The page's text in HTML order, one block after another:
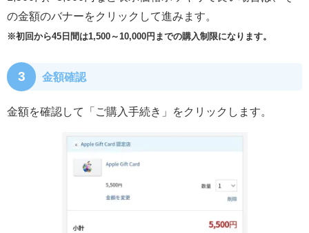
の金額のバナーをクリックして進みます。
※初回から45日間は1,500～10,000円までの購入制限になります。
3 金額確認
金額を確認して「ご購入手続き」をクリックします。